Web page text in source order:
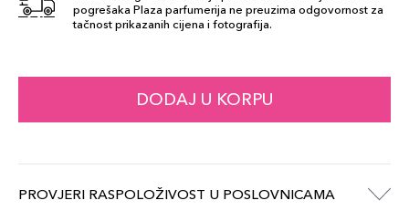
pogrešaka Plaza parfumerija ne preuzima odgovornost za
tačnost prikazanih cijena i fotografija.
DODAJ U KORPU
PROVJERI RASPOLOŽIVOST U POSLOVNICAMA